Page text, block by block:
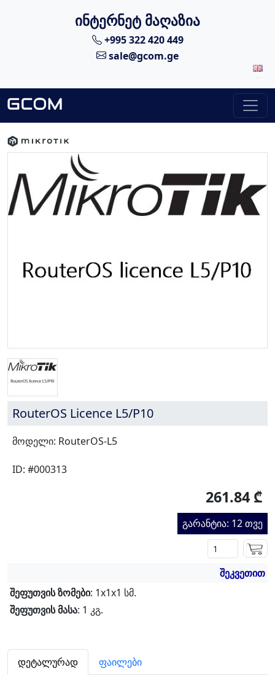
ინტერნეტ მაღაზია
+995 322 420 449
sale@gcom.ge
RouterOS Licence L5/P10
მოდელი: RouterOS-L5
ID: #000313
261.84 ₾
გარანტია: 12 თვე
შეკვეთით
შეფუთვის ზომები: 1x1x1 სმ.
შეფუთვის მასა: 1 კგ.
დეტალურად ფაილები